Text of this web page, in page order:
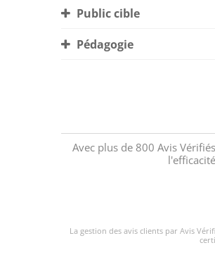
Public cible
Pédagogie
Avec plus de 800 Avis
La gestion des avis clients par Avis